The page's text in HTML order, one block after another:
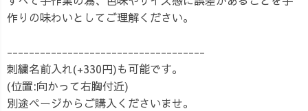
作りの味わいとしてご理解ください。
------------------------------------
刺繍名前入れ(+330円)も可能です。
(位置:向かって右胸付近)
別途ページからご購入くださいませ。